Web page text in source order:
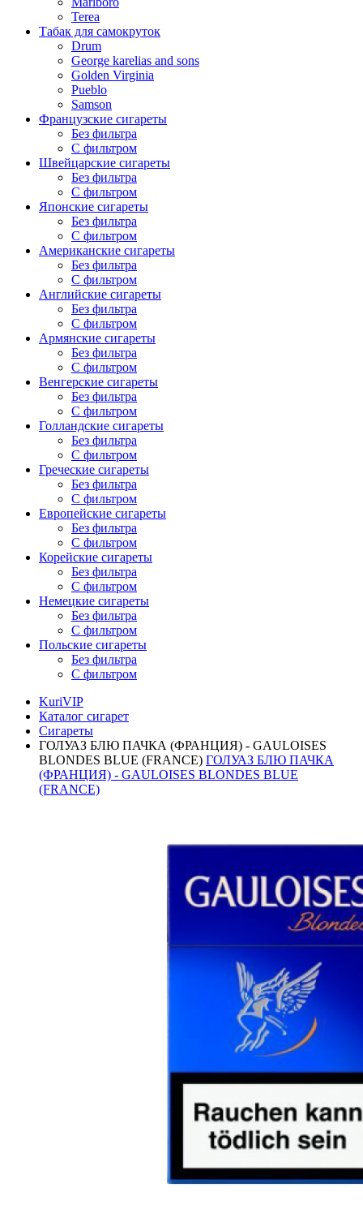
Terea
Табак для самокруток
Drum
George karelias and sons
Golden Virginia
Pueblo
Samson
Французские сигареты
Без фильтра
С фильтром
Швейцарские сигареты
Без фильтра
С фильтром
Японские сигареты
Без фильтра
С фильтром
Американские сигареты
Без фильтра
С фильтром
Английские сигареты
Без фильтра
С фильтром
Армянские сигареты
Без фильтра
С фильтром
Венгерские сигареты
Без фильтра
С фильтром
Голландские сигареты
Без фильтра
С фильтром
Греческие сигареты
Без фильтра
С фильтром
Европейские сигареты
Без фильтра
С фильтром
Корейские сигареты
Без фильтра
С фильтром
Немецкие сигареты
Без фильтра
С фильтром
Польские сигареты
Без фильтра
С фильтром
KuriVIP
Каталог сигарет
Сигареты
ГОЛУАЗ БЛЮ ПАЧКА (ФРАНЦИЯ) - GAULOISES
BLONDES BLUE (FRANCE) ГОЛУАЗ БЛЮ ПАЧКА
(ФРАНЦИЯ) - GAULOISES BLONDES BLUE
(FRANCE)